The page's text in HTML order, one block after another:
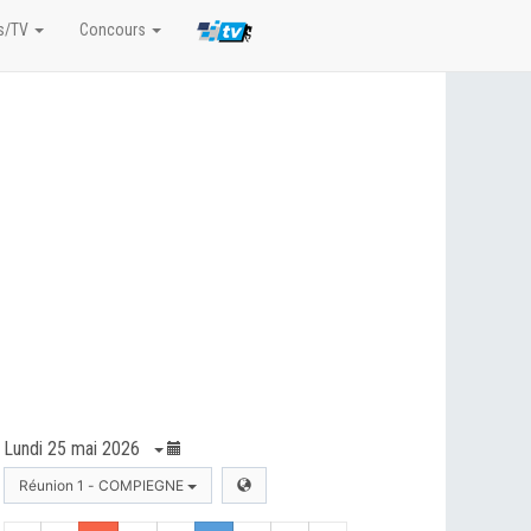
Lundi 25 mai 2026
Réunion 1 - COMPIEGNE
TV Concours